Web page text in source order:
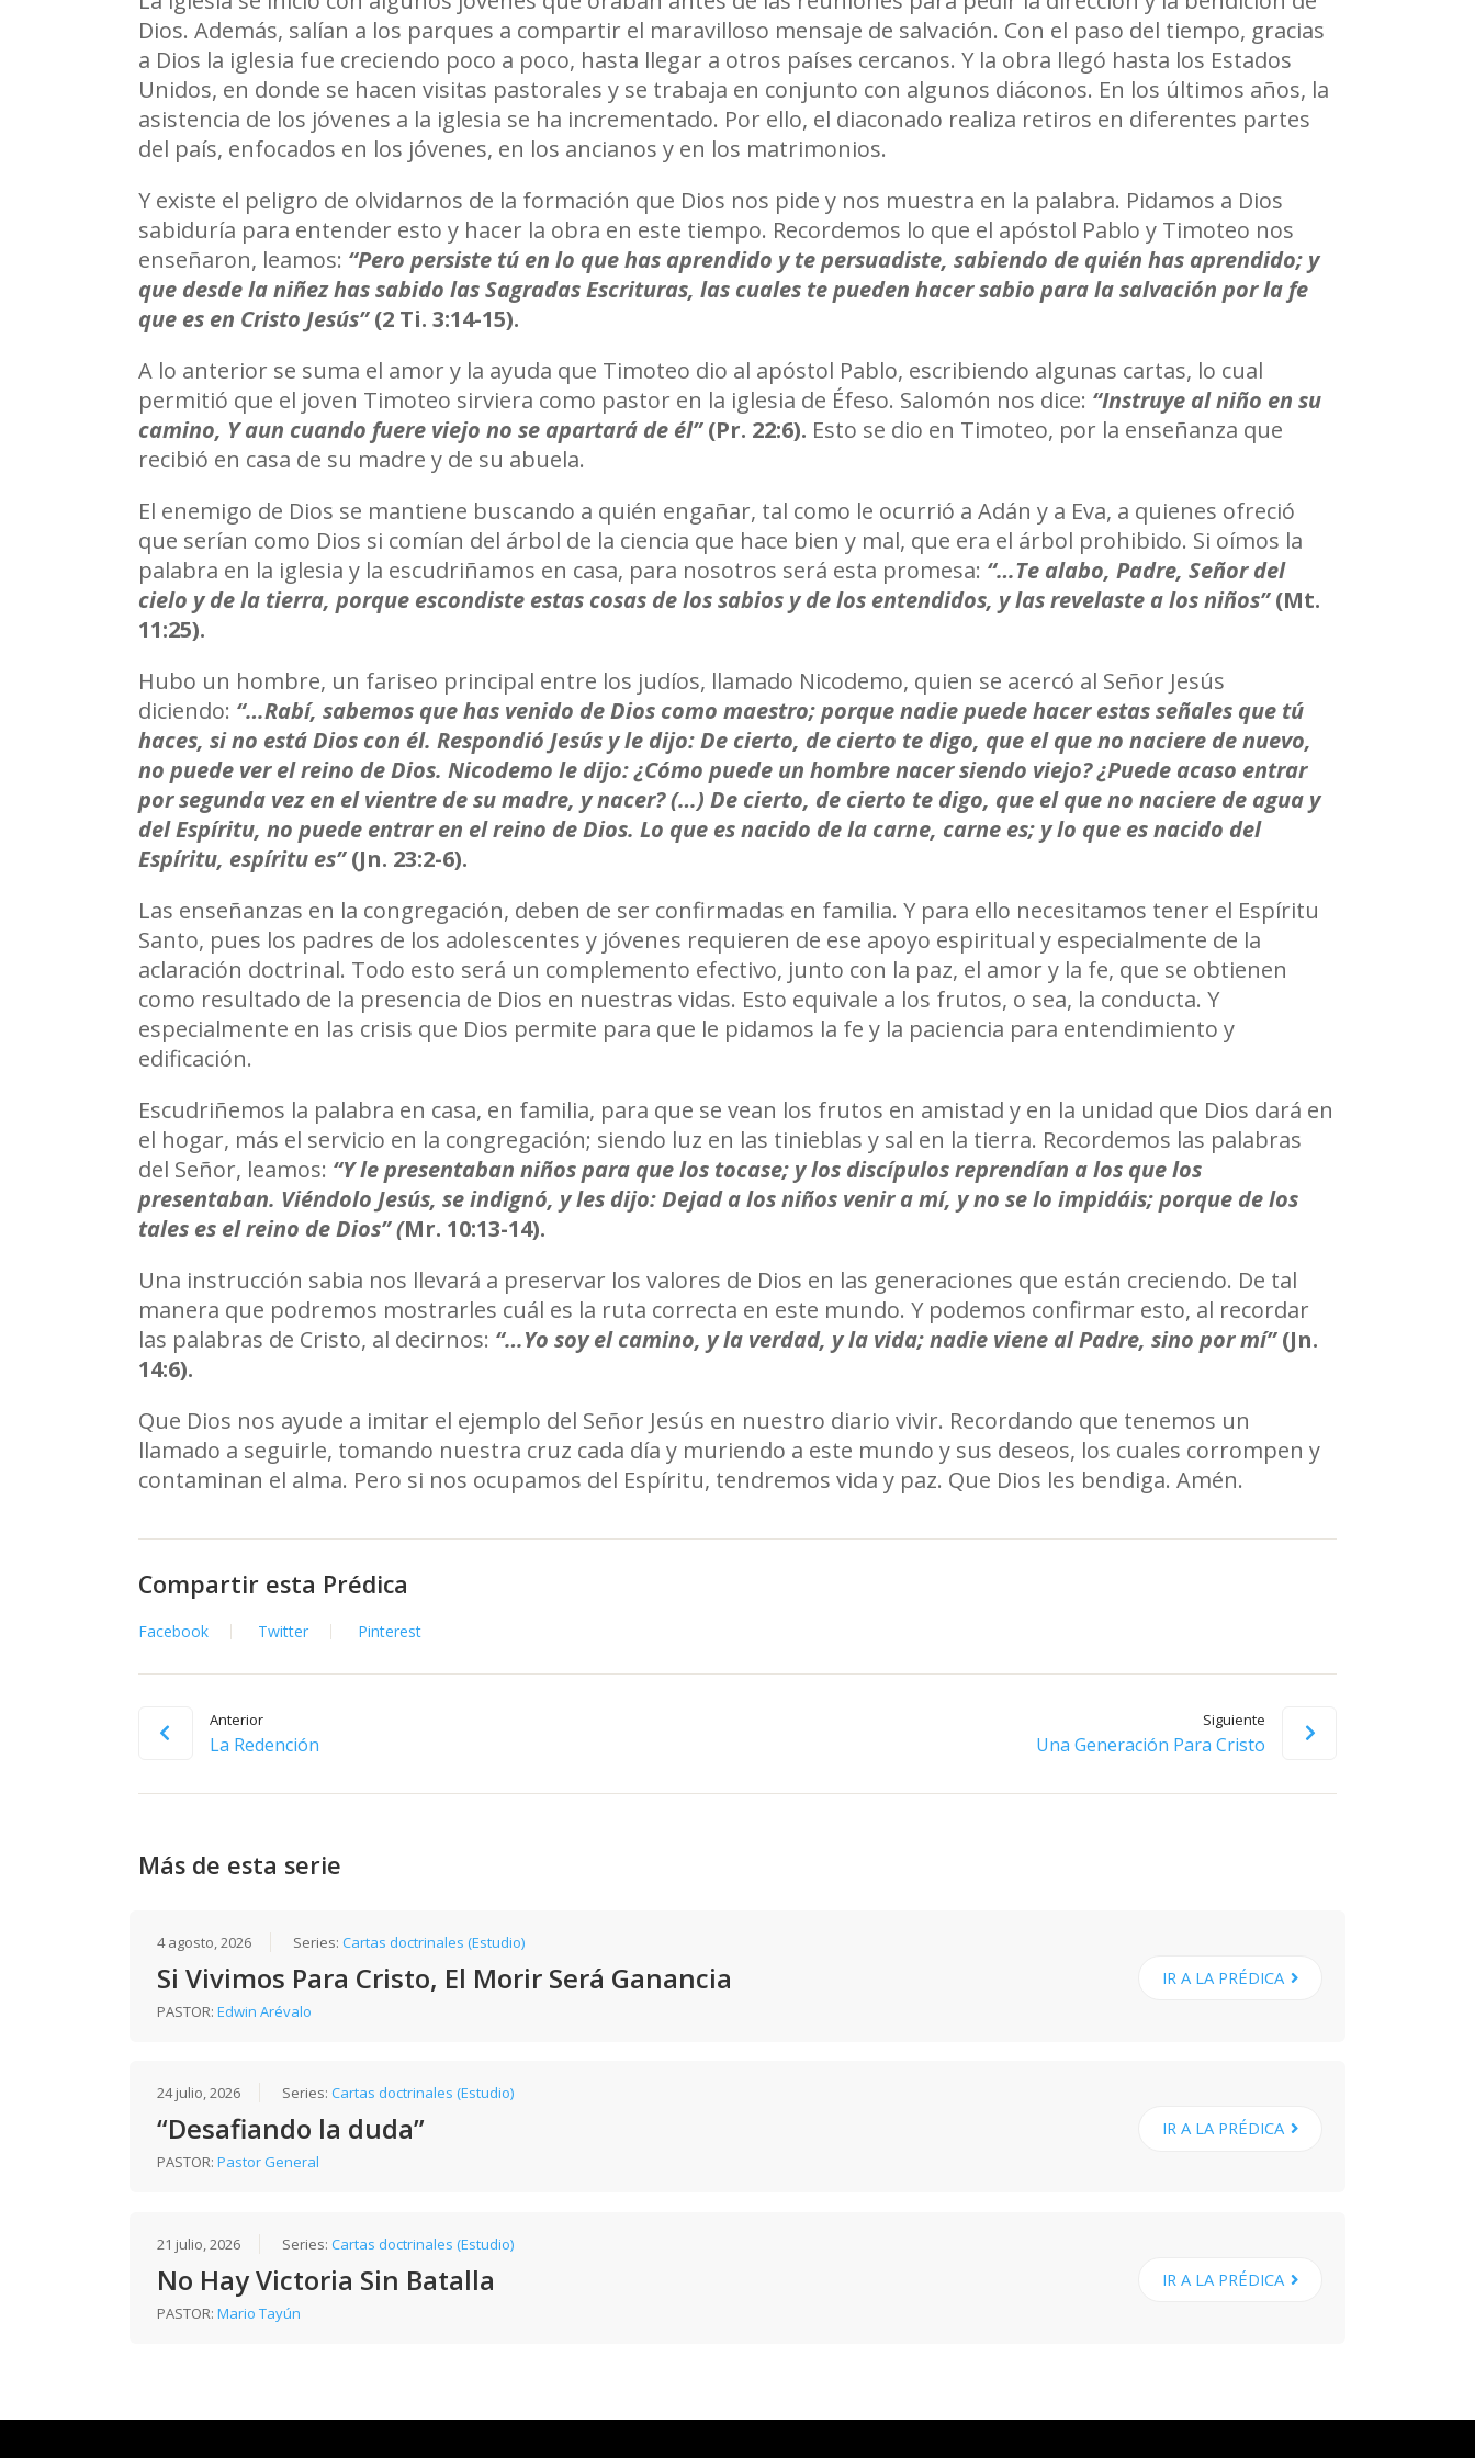
flecha
arriba/abajo
para
aumentar
el
volumen.
Dios. Además, salían a los parques a compartir el maravilloso mensaje de salvación. Con el paso del tiempo, gracias
a Dios la iglesia fue creciendo poco a poco, hasta llegar a otros países cercanos. Y la obra llegó hasta los Estados
Unidos, en donde se hacen visitas pastorales y se trabaja en conjunto con algunos diáconos. En los últimos años, la
asistencia de los jóvenes a la iglesia se ha incrementado. Por ello, el diaconado realiza retiros en diferentes partes
del país, enfocados en los jóvenes, en los ancianos y en los matrimonios.
Y existe el peligro de olvidarnos de la formación que Dios nos pide y nos muestra en la palabra. Pidamos a Dios
sabiduría para entender esto y hacer la obra en este tiempo. Recordemos lo que el apóstol Pablo y Timoteo nos
enseñaron, leamos: “Pero persiste tú en lo que has aprendido y te persuadiste, sabiendo de quién has aprendido; y
que desde la niñez has sabido las Sagradas Escrituras, las cuales te pueden hacer sabio para la salvación por la fe
que es en Cristo Jesús” (2 Ti. 3:14-15).
A lo anterior se suma el amor y la ayuda que Timoteo dio al apóstol Pablo, escribiendo algunas cartas, lo cual
permitió que el joven Timoteo sirviera como pastor en la iglesia de Éfeso. Salomón nos dice: “Instruye al niño en su
camino, Y aun cuando fuere viejo no se apartará de él”(Pr. 22:6). Esto se dio en Timoteo, por la enseñanza que
recibió en casa de su madre y de su abuela.
El enemigo de Dios se mantiene buscando a quién engañar, tal como le ocurrió a Adán y a Eva, a quienes ofreció
que serían como Dios si comían del árbol de la ciencia que hace bien y mal, que era el árbol prohibido. Si oímos la
palabra en la iglesia y la escudriñamos en casa, para nosotros será esta promesa: “…Te alabo, Padre, Señor del
cielo y de la tierra, porque escondiste estas cosas de los sabios y de los entendidos, y las revelaste a los niños” (Mt.
11:25).
Hubo un hombre, un fariseo principal entre los judíos, llamado Nicodemo, quien se acercó al Señor Jesús
diciendo: “…Rabí, sabemos que has venido de Dios como maestro; porque nadie puede hacer estas señales que tú
haces, si no está Dios con él. Respondió Jesús y le dijo: De cierto, de cierto te digo, que el que no naciere de nuevo,
no puede ver el reino de Dios. Nicodemo le dijo: ¿Cómo puede un hombre nacer siendo viejo? ¿Puede acaso entrar
por segunda vez en el vientre de su madre, y nacer? (…) De cierto, de cierto te digo, que el que no naciere de agua y
del Espíritu, no puede entrar en el reino de Dios. Lo que es nacido de la carne, carne es; y lo que es nacido del
Espíritu, espíritu es” (Jn. 23:2-6).
Las enseñanzas en la congregación, deben de ser confirmadas en familia. Y para ello necesitamos tener el Espíritu
Santo, pues los padres de los adolescentes y jóvenes requieren de ese apoyo espiritual y especialmente de la
aclaración doctrinal. Todo esto será un complemento efectivo, junto con la paz, el amor y la fe, que se obtienen
como resultado de la presencia de Dios en nuestras vidas. Esto equivale a los frutos, o sea, la conducta. Y
especialmente en las crisis que Dios permite para que le pidamos la fe y la paciencia para entendimiento y
edificación.
Escudriñemos la palabra en casa, en familia, para que se vean los frutos en amistad y en la unidad que Dios dará en
el hogar, más el servicio en la congregación; siendo luz en las tinieblas y sal en la tierra. Recordemos las palabras
del Señor, leamos: “Y le presentaban niños para que los tocase; y los discípulos reprendían a los que los
presentaban. Viéndolo Jesús, se indignó, y les dijo: Dejad a los niños venir a mí, y no se lo impidáis; porque de los
tales es el reino de Dios” (Mr. 10:13-14).
Una instrucción sabia nos llevará a preservar los valores de Dios en las generaciones que están creciendo. De tal
manera que podremos mostrarles cuál es la ruta correcta en este mundo. Y podemos confirmar esto, al recordar
las palabras de Cristo, al decirnos: “…Yo soy el camino, y la verdad, y la vida; nadie viene al Padre, sino por mí” (Jn.
14:6).
Que Dios nos ayude a imitar el ejemplo del Señor Jesús en nuestro diario vivir. Recordando que tenemos un
llamado a seguirle, tomando nuestra cruz cada día y muriendo a este mundo y sus deseos, los cuales corrompen y
contaminan el alma. Pero si nos ocupamos del Espíritu, tendremos vida y paz. Que Dios les bendiga. Amén.
Compartir esta Prédica
Facebook Twitter Pinterest
Anterior
La Redención
Siguiente
Una Generación Para Cristo
Más de esta serie
4 agosto, 2026 Series:Cartas doctrinales (Estudio)
Si Vivimos Para Cristo, El Morir Será Ganancia
PASTOR:Edwin Arévalo
IR A LA PRÉDICA
24 julio, 2026 Series:Cartas doctrinales (Estudio)
“Desafiando la duda”
PASTOR:Pastor General
IR A LA PRÉDICA
21 julio, 2026 Series:Cartas doctrinales (Estudio)
No Hay Victoria Sin Batalla
PASTOR:Mario Tayún
IR A LA PRÉDICA